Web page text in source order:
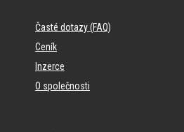
Časté dotazy (FAQ)
Ceník
Inzerce
O společnosti